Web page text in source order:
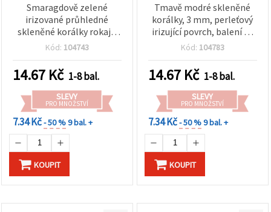
Smaragdově zelené
irizované průhledné
skleněné korálky rokajl,
kulaté 4 mm, 50 g
Kód: 104743
14.67 Kč 1-8 bal.
SLEVY
PRO MNOŽSTVÍ
7.34 Kč- 50 %9 bal. +
KOUPIT
Tmavě modré skleněné
korálky, 3 mm, perleťový
irizující povrch, balení 50
g
Kód: 104783
14.67 Kč 1-8 bal.
SLEVY
PRO MNOŽSTVÍ
7.34 Kč- 50 %9 bal. +
KOUPIT